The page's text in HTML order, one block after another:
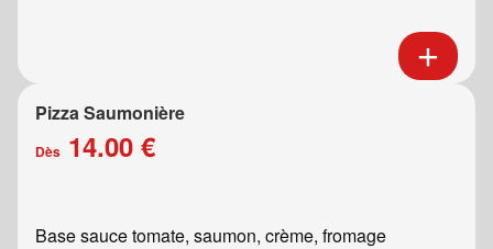
Pizza Saumonière
Dès 14.00 €
Base sauce tomate, saumon, crème, fromage